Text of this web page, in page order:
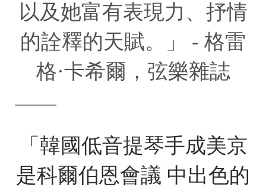
以及她富有表現力、抒情
的詮釋的天賦。」 - 格雷
格·卡希爾，弦樂雜誌
「韓國低音提琴手成美京
是科爾伯恩會議 中出色的